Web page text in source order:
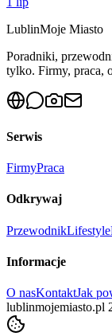
LublinMoje Miasto
Poradniki,
tylko. Firmy, praca,
Serwis
FirmyPraca
Odkrywaj
PrzewodnikLifestyle
Informacje
O nasKontaktJak
lublinmojemiasto.pl